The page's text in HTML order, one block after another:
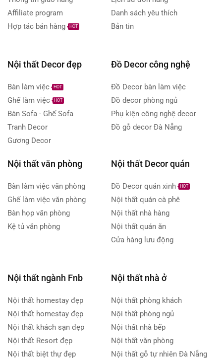
Affiliate program
Hợp tác bán hàng
HOT
Danh sách yêu thích
Bản tin
Nội thất Decor đẹp
Bàn làm việc HOT
Ghế làm việc HOT
Bàn Sofa - Ghế Sofa
Tranh Decor
Gương Decor
Đồ Decor công nghệ
Đồ Decor bàn làm việc
Đồ decor phòng ngủ
Phụ kiện công nghệ decor
Đồ gỗ decor Đà Nẵng
Nội thất văn phòng
Bàn làm việc văn phòng
Ghế làm việc văn phòng
Bàn họp văn phòng
Kệ tủ văn phòng
Nội thất Decor quán
Đồ Decor quán xinh HOT
Nội thất quán cà phê
Nội thất nhà hàng
Nội thất quán ăn
Cửa hàng lưu động
Nội thất ngành Fnb
Nội thất homestay đẹp
Nội thất homestay đẹp
Nội thất khách sạn đẹp
Nội thất Resort đẹp
Nội thất biệt thự đẹp
Nội thất nhà ở
Nội thất phòng khách
Nội thất phòng ngủ
Nội thất nhà bếp
Nội thất văn phòng
Nội thất gỗ tự nhiên Đà Nẵng